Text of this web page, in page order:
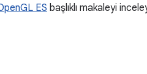
ES başlıklı makaleyi